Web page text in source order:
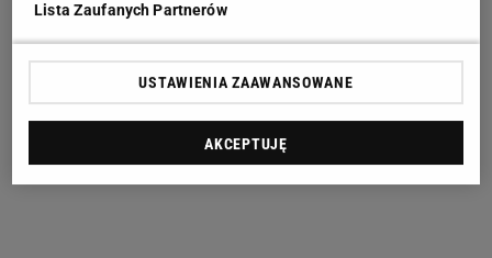
Lista Zaufanych Partnerów
USTAWIENIA ZAAWANSOWANE
AKCEPTUJĘ